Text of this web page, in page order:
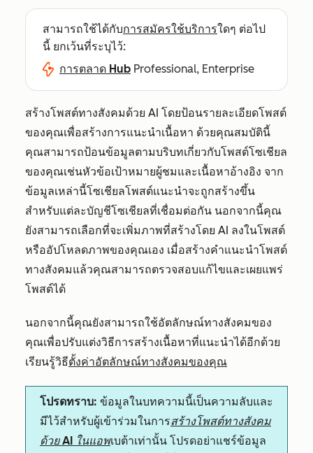
สามารถใช้ได้กับการสมัครใช้บริการใดๆ ต่อไป
นี้ ยกเว้นที่ระบุไว้:
การตลาด Hub Professional, Enterprise
สร้างโพสต์ทางสังคมด้วย AI โดยป้อนรายละเอียดโพสต์
ของคุณเพื่อสร้างการแนะนำเนื้อหา ด้วยคุณสมบัตินี้
คุณสามารถป้อนข้อมูลตามบริบทเกี่ยวกับโพสต์โซเชียล
ของคุณเช่นหัวข้อเป้าหมายผู้ชมและเนื้อหาอ้างอิง จาก
ข้อมูลเหล่านี้โซเชียลโพสต์แนะนำจะถูกสร้างขึ้น
สำหรับแต่ละบัญชีโซเชียลที่เชื่อมต่อกัน นอกจากนี้คุณ
ยังสามารถเลือกที่จะเพิ่มภาพที่สร้างโดย AI ลงในโพสต์
หรืออัปโหลดภาพของคุณเอง เมื่อสร้างคำแนะนำโพสต์
ทางสังคมแล้วคุณสามารถตรวจสอบแก้ไขและเผยแพร่
โพสต์ได้
นอกจากนี้คุณยังสามารถใช้อัตลักษณ์ทางสังคมของ
คุณเพื่อปรับแต่งวิธีการสร้างเนื้อหาที่แนะนำได้อีกด้วย
เรียนรู้วิธีตั้งค่าอัตลักษณ์ทางสังคมของคุณ
โปรดทราบ: ข้อมูลในบทความนี้เป็นความลับและ
มีไว้สำหรับผู้เข้าร่วมในการสร้างโพสต์ทางสังคม
ด้วย AI ในแอพเบต้าเท่านั้น โปรดอย่าแชร์ข้อมูล